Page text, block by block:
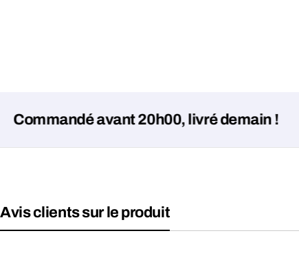
avant 20h00, livré demain !
Avis clients sur le produit